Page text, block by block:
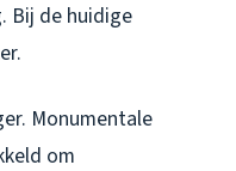
Bij de huidige
Monumentale
om